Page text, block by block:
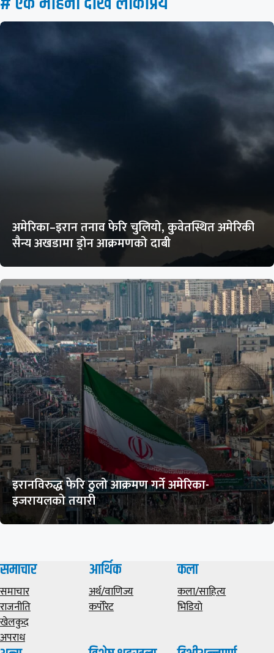
अमेरिका–इरान तनाव फेरि चुलियो, कुवेतस्थित अमेरिकी
सैन्य अखडामा ड्रोन आक्रमणको दाबी
इरानविरुद्ध फेरि ठुलो आक्रमण गर्ने अमेरिका-
इजरायलको तयारी
समाचार
समाचार
राजनीति
खेलकुद
अपराध
आर्थिक
अर्थ/वाणिज्य
कर्पोरेट
कला
कला/साहित्य
भिडियाे